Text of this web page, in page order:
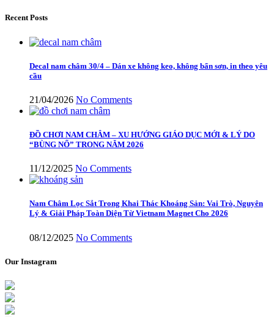
Recent Posts
Decal nam châm 30/4 – Dán xe không keo, không bẩn sơn, in theo yêu
cầu
21/04/2026 No Comments
ĐỒ CHƠI NAM CHÂM – XU HƯỚNG GIÁO DỤC MỚI & LÝ DO
“BÙNG NỔ” TRONG NĂM 2026
11/12/2025 No Comments
Nam Châm Lọc Sắt Trong Khai Thác Khoáng Sản: Vai Trò, Nguyên
Lý & Giải Pháp Toàn Diện Từ Vietnam Magnet Cho 2026
08/12/2025 No Comments
Our Instagram